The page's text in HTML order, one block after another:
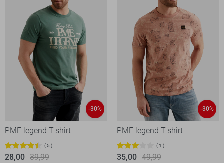
-30%
PME legend T-shirt
5
28,00 39,99
-30%
PME legend T-shirt
1
35,00 49,99